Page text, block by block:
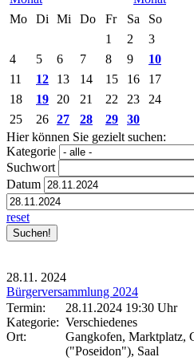
Mo
Di Mi Do Fr Sa
So
1
2
3
4
5 6 7 8 9
10
11
12 13 14 15 16
17
18
19 20 21 22 23
24
25
26 27 28 29
30
Hier können Sie gezielt suchen:
Kategorie
Suchwort
Datum
reset
28.11. 2024
Bürgerversammlung 2024
Termin:
28.11.2024 19:30 Uhr
Kategorie: Verschiedenes
Ort:
Gangkofen, Marktplatz,
("Poseidon"), Saal